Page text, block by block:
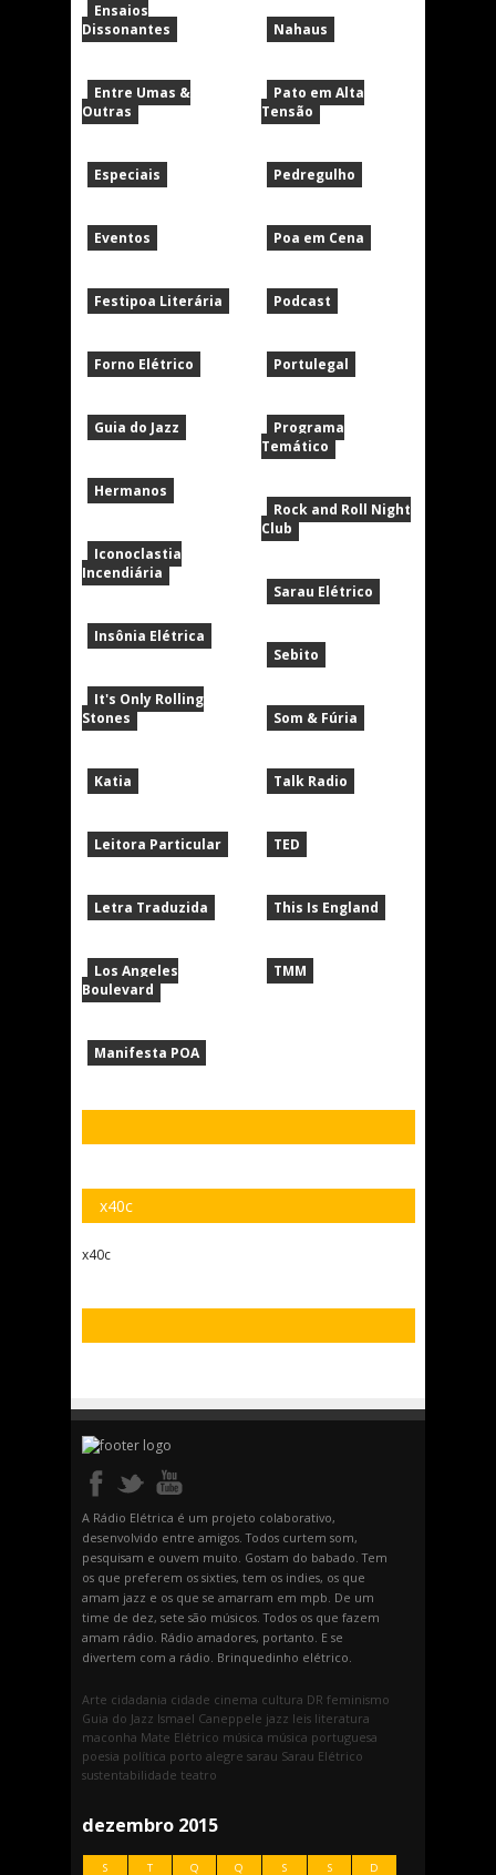
Ensaios
Dissonantes
Entre Umas &
Outras
Especiais
Eventos
Festipoa Literária
Forno Elétrico
Guia do Jazz
Hermanos
Iconoclastia
Incendiária
Insônia Elétrica
It's Only Rolling
Stones
Katia
Leitora Particular
Letra Traduzida
Los Angeles
Boulevard
Manifesta POA
Nahaus
Pato em Alta
Tensão
Pedregulho
Poa em Cena
Podcast
Portulegal
Programa
Temático
Rock and Roll Night
Club
Sarau Elétrico
Sebito
Som & Fúria
Talk Radio
TED
This Is England
TMM
x40c
x40c
A Rádio Elétrica é um projeto colaborativo,
desenvolvido entre amigos. Todos curtem som,
pesquisam e ouvem muito. Gostam do babado. Tem
os que preferem os sixties, tem os indies, os que
amam jazz e os que se amarram em mpb. De um
time de dez, sete são músicos. Todos os que fazem
amam rádio. Rádio amadores, portanto. E se
divertem com a rádio. Brinquedinho elétrico.
Arte cidadania cidade cinema cultura DR feminismo
Guia do Jazz Ismael Caneppele jazz leis literatura
maconha Mate Elétrico música música portuguesa
poesia política porto alegre sarau Sarau Elétrico
sustentabilidade teatro
dezembro 2015
S T Q Q S S D